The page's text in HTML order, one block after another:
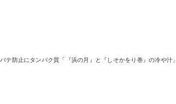
テ防止にタンパク質「『浜の月』と『しそかをり巻』の冷や汁」